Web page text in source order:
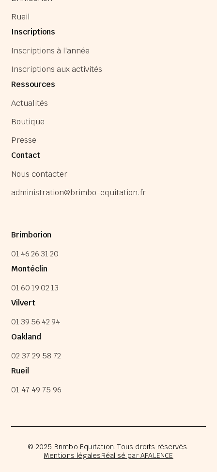
Rueil
Inscriptions
Inscriptions à l'année
Inscriptions aux activités
Ressources
Actualités
Boutique
Presse
Contact
Nous contacter
administration@brimbo-equitation.fr
Brimborion
01 46 26 31 20
Montéclin
01 60 19 02 13
Vilvert
01 39 56 42 94
Oakland
02 37 29 58 72
Rueil
01 47 49 75 96
© 2025 Brimbo Equitation. Tous droits réservés.
Mentions légalesRéalisé par AFALENCE